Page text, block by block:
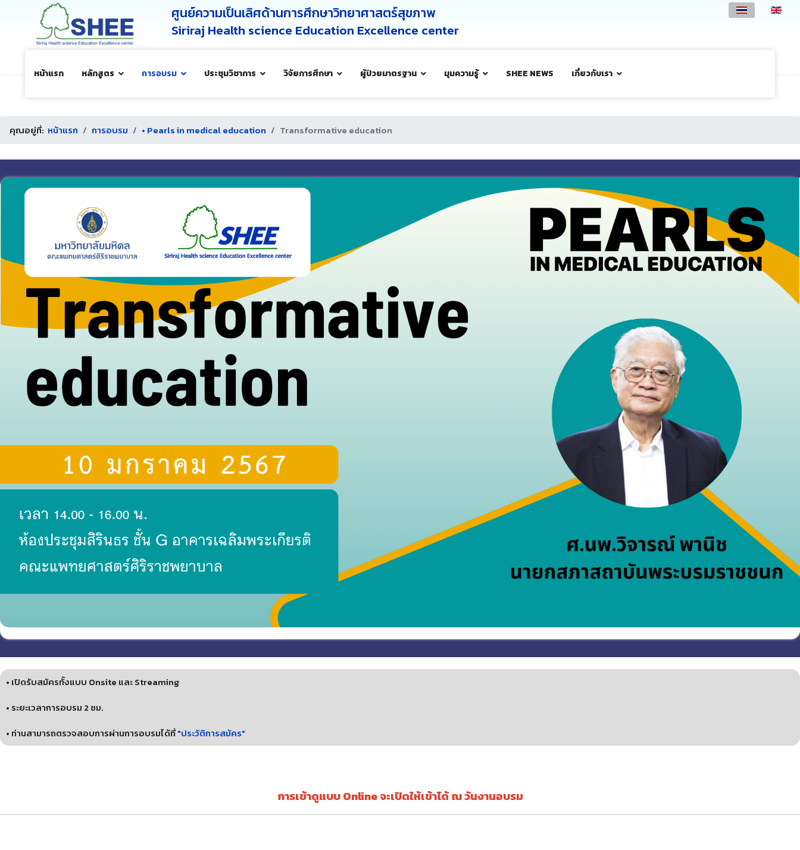
ศูนย์ความเป็นเลิศด้านการศึกษาวิทยาศาสตร์สุขภาพ
Siriraj Health science Education Excellence center
หน้าแรก หลักสูตร การอบรม ประชุมวิชาการ วิจัยการศึกษา ผู้ป่วยมาตรฐาน มุมความรู้ SHEE NEWS เกี่ยวกับเรา
คุณอยู่ที่: หน้าแรก การอบรม • Pearls in medical education Transformative education
• เปิดรับสมัครทั้งแบบ Onsite และ Streaming
• ระยะเวลาการอบรม 2 ชม.
• ท่านสามารถตรวจสอบการผ่านการอบรมได้ที่"ประวัติการสมัคร"
การเข้าดูแบบ Online จะเปิดให้เข้าได้ ณ วันงานอบรม